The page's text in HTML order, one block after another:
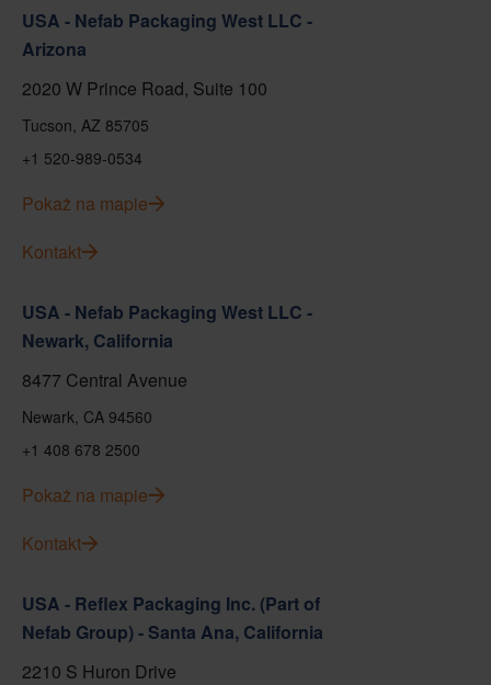
USA - Nefab Packaging West LLC -
Arizona
2020 W Prince Road, Suite 100
Tucson, AZ 85705
+1 520-989-0534
Pokaż na mapie
Kontakt
USA - Nefab Packaging West LLC -
Newark, California
8477 Central Avenue
Newark, CA 94560
+1 408 678 2500
Pokaż na mapie
Kontakt
USA - Reflex Packaging Inc. (Part of
Nefab Group) - Santa Ana, California
2210 S Huron Drive